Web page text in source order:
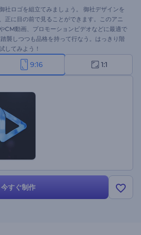
社ロゴを組立てみましょう。 御社デザインを
正に目の前で見ることができます。このアニ
CM動画、プロモーションビデオなどに最適で
襲しつつも品格を持って行なう。はっきり階
してみよう！
9:16 1:1
今すぐ制作